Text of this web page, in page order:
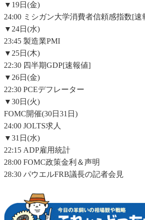
▼19日(金)
24:00 ミシガン大学消費者信頼感指数[速
▼24日(水)
23:45 製造業PMI
▼25日(木)
22:30 四半期GDP[速報値]
▼26日(金)
22:30 PCEデフレーター
▼30日(火)
FOMC開催(30日31日)
24:00 JOLTS求人
▼31日(水)
22:15 ADP雇用統計
28:00 FOMC政策金利＆声明
28:30 パウエルFRB議長の記者会見